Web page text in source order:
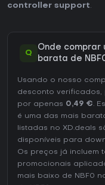
controller support.
Q
Onde comprar
barata de
Usando o nosso
desconto verificados,
por apenas 0,49 €.
é uma das mais
listadas no XD.deals
disponíveis para
Os preços já incluem
promocionais
mais baixo de NBF0